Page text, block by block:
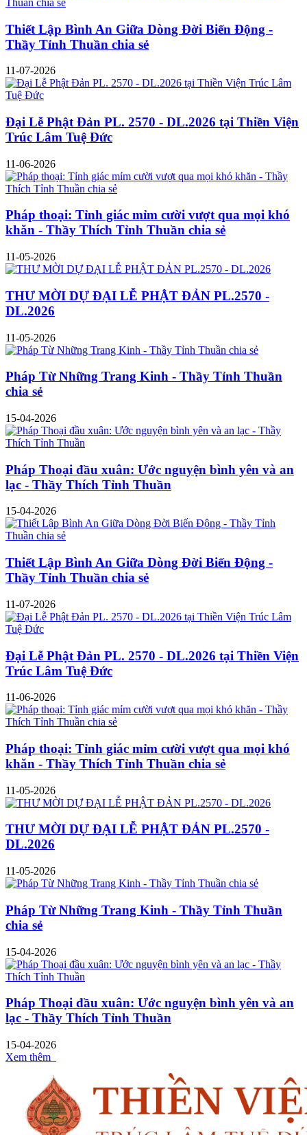
Thiết Lập Bình An Giữa Dòng Đời Biến Động -
Thầy Tỉnh Thuần chia sẻ
11-07-2026
Đại Lễ Phật Đản PL. 2570 - DL.2026 tại Thiền Viện
Trúc Lâm Tuệ Đức
11-06-2026
Pháp thoại: Tỉnh giác mỉm cười vượt qua mọi khó
khăn - Thầy Thích Tỉnh Thuần chia sẻ
11-05-2026
THƯ MỜI DỰ ĐẠI LỄ PHẬT ĐẢN PL.2570 -
DL.2026
11-05-2026
Pháp Từ Những Trang Kinh - Thầy Tỉnh Thuần
chia sẻ
15-04-2026
Pháp Thoại đầu xuân: Ước nguyện bình yên và an
lạc - Thầy Thích Tỉnh Thuần
15-04-2026
Thiết Lập Bình An Giữa Dòng Đời Biến Động -
Thầy Tỉnh Thuần chia sẻ
11-07-2026
Đại Lễ Phật Đản PL. 2570 - DL.2026 tại Thiền Viện
Trúc Lâm Tuệ Đức
11-06-2026
Pháp thoại: Tỉnh giác mỉm cười vượt qua mọi khó
khăn - Thầy Thích Tỉnh Thuần chia sẻ
11-05-2026
THƯ MỜI DỰ ĐẠI LỄ PHẬT ĐẢN PL.2570 -
DL.2026
11-05-2026
Pháp Từ Những Trang Kinh - Thầy Tỉnh Thuần
chia sẻ
15-04-2026
Pháp Thoại đầu xuân: Ước nguyện bình yên và an
lạc - Thầy Thích Tỉnh Thuần
15-04-2026
Xem thêm